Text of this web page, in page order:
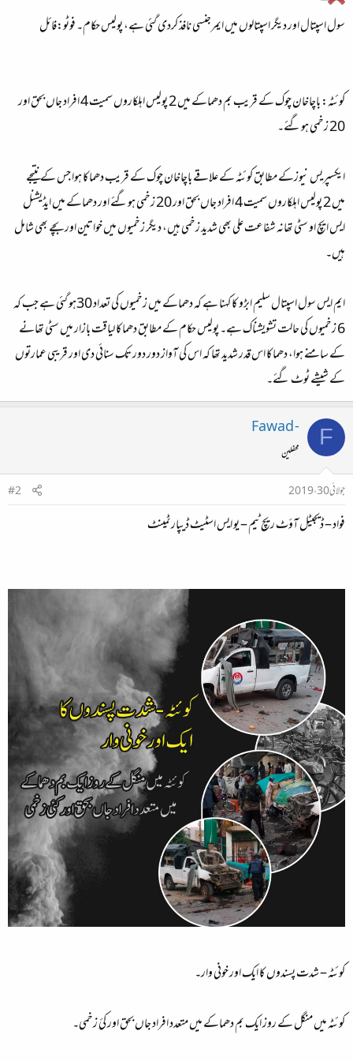
ء
سول اسپتال اور دیگر اسپتالوں میں ایمرجنسی نافذ کردی گئی ہے، پولیس حکام۔ فوٹو:فائل
کوئٹہ:
باچاخان چوک کے قریب بم دھماکے میں 2 پولیس اہلکاروں سمیت 4 افراد جاں بحق اور
20 زخمی ہوگئے۔
ایکسپریس نیوزکے مطابق کوئٹہ کے علاقے باچاخان چوک کے قریب دھماکا ہوا جس کے نتیجے
میں 2 پولیس اہلکاروں سمیت 4 افراد جاں بحق اور 20 زخمی ہوگئے اور دھماکے میں ایڈیشنل
ایس ایچ او سٹی تھانہ شفاعت علی بھی شدید زخمی ہیں، دیگر زخمیوں میں خواتین اور بچے بھی شامل
ہیں۔
ایم ایس سول اسپتال سلیم ابڑو کا کہنا ہے کہ دھماکے میں زخمیوں کی تعداد 30ہو گئی ہے جب کہ
6 زخمیوں کی حالت تشویشناک ہے۔ پولیس حکام کے مطابق دھماکا لیاقت بازار میں سٹی تھانے
کے سامنے ہوا، دھماکا اس قدر شدید تھا کہ اس کی آواز دور دور تک سنائی دی اور قریبی عمارتوں
کے شیشے ٹوٹ گئے۔
F
Fawad -
محفلین
جولائی 30، 2019
#2
فواد – ڈيجيٹل آؤٹ ريچ ٹيم – يو ايس اسٹيٹ ڈيپارٹمينٹ
کوئٹہ – شدت پسندوں کا ايک اور خونی وار۔
کوئٹہ ميں منگل کے روز ايک بم دھماکے ميں متعدد افراد جاں بحق اور کئ زخمی۔